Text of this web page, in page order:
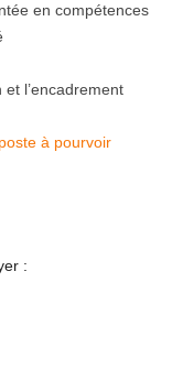
en compétences
l’encadrement
à pourvoir
: